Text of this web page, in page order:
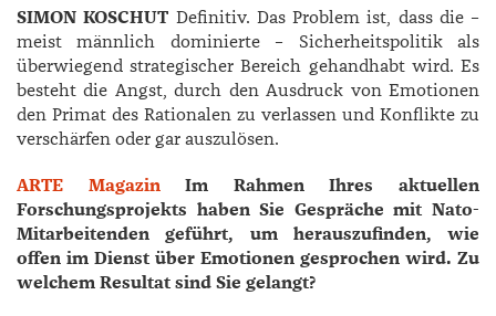
SIMON KOSCHUT Definitiv. Das Problem ist, dass die –
meist männlich dominierte – Sicherheitspolitik als
überwiegend strategischer Bereich gehandhabt wird. Es
besteht die Angst, durch den Ausdruck von Emotionen
den Primat des Rationalen zu verlassen und Konflikte zu
verschärfen oder gar auszulösen.
ARTE Magazin
Im Rahmen Ihres aktuellen
Forschungsprojekts haben Sie Gespräche mit Nato-
Mitarbeitenden geführt, um herauszufinden, wie
offen im Dienst über Emotionen gesprochen wird. Zu
welchem Resultat sind Sie gelangt?